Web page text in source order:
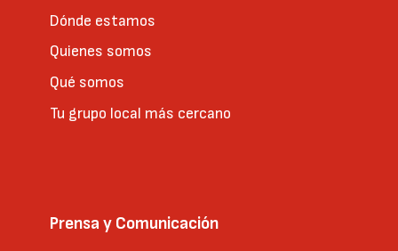
Dónde estamos
Quienes somos
Qué somos
Tu grupo local más cercano
Prensa y Comunicación